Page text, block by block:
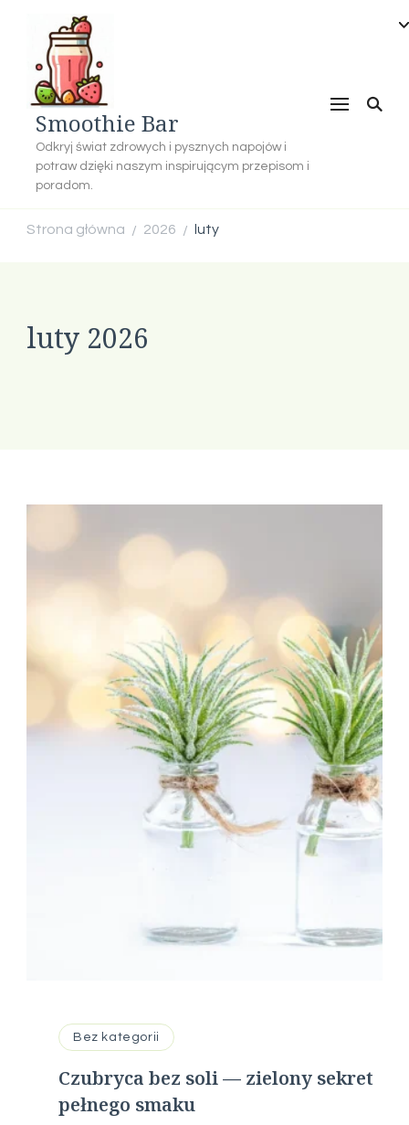
Smoothie Bar
Odkryj świat zdrowych i pysznych napojów i
potraw dzięki naszym inspirującym przepisom i
poradom.
Strona główna / 2026 / luty
luty 2026
Bez kategorii
Czubryca bez soli — zielony sekret
pełnego smaku